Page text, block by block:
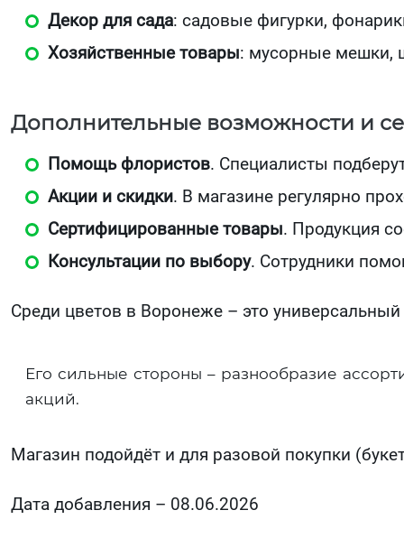
Декор для сада: садовые фигурки,
Хозяйственные товары: мусорные мешки,
Дополнительные возможности и
Помощь флористов. Специалисты
Акции и скидки. В магазине регулярно
Сертифицированные товары. Продукция
Консультации по выбору. Сотрудники
Среди цветов в Воронеже – это
Его сильные стороны – разнообразие
акций.
Магазин подойдёт и для разовой покупки
Дата добавления – 08.06.2026